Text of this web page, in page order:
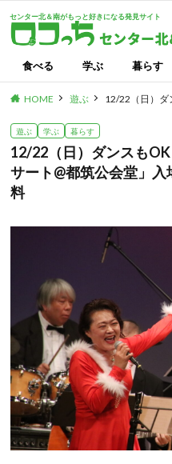
センター北＆南がもっと好きになる発見サイト
食べる 学ぶ 暮らす
HOME 遊ぶ 12/22（日）ダ
遊ぶ 学ぶ 暮らす
12/22（日）ダンスも
サート@都筑公会堂」
料